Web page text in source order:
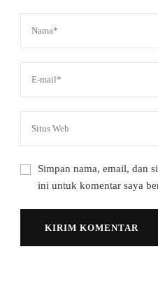
Simpan nama, email, dan
ini untuk komentar saya